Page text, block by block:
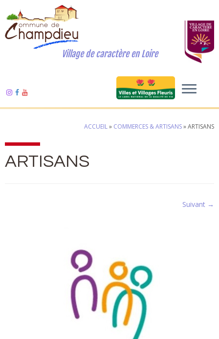
Village de caractère en Loire
ACCUEIL» COMMERCES & ARTISANS»ARTISANS
ARTISANS
Suivant →